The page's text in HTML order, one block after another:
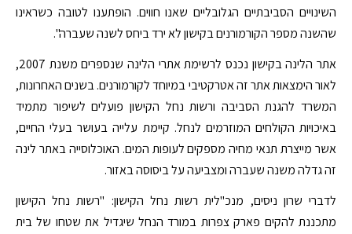
השינויים הסביבתיים הגלובליים שאנו חווים. הופתענו לטובה כשראינו
שהשנה מספר הקורמורנים בקישון לא ירד ביחס לשנה שעברה".
אתר הלינה בקישון נכנס לרשימת אתרי הלינה שנספרים משנת 2007,
לאור הימצאות אתר זה אטרקטיבי במיוחד לקורמורנים. בשנים האחרונות,
המשרד להגנת הסביבה ורשות נחל הקישון פועלים לשיפור מתמיד
באיכויות הקולחים המוזרמים לנחל. קיימת עלייה בעושר בעלי החיים,
אשר מייצרת תנאי מחיה מספקים לעופות המים. האוכלוסייה באתר לינה
זה גדלה משנה שעברה ומצביעה על ביסוסה באזור.
לדברי שרון ניסים, מנכ"לית רשות נחל הקישון: "רשות נחל הקישון
מתכננת להקים פארק צפרות במורד הנחל שיגדיל את שטחו של בית